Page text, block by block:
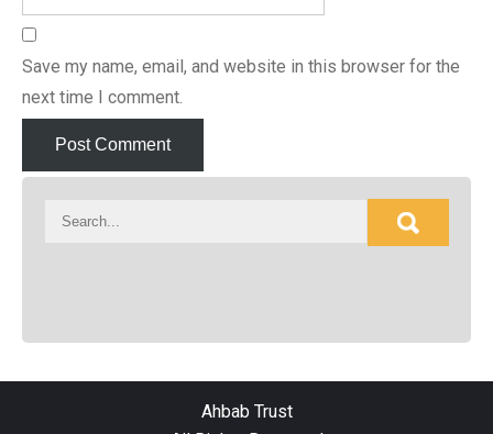
Save my name, email, and website in this browser for the
next time I comment.
Ahbab Trust